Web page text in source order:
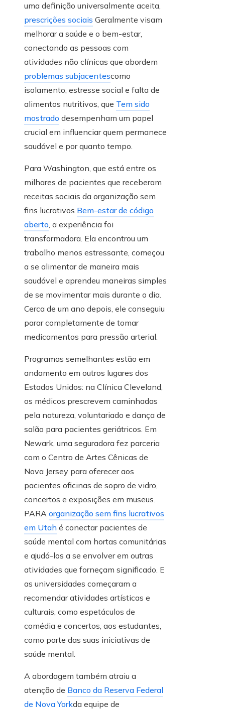
uma definição universalmente aceita,
prescrições sociais Geralmente visam
melhorar a saúde e o bem-estar,
conectando as pessoas com
atividades não clínicas que abordem
problemas subjacentescomo
isolamento, estresse social e falta de
alimentos nutritivos, que Tem sido
mostrado desempenham um papel
crucial em influenciar quem permanece
saudável e por quanto tempo.
Para Washington, que está entre os
milhares de pacientes que receberam
receitas sociais da organização sem
fins lucrativos Bem-estar de código
aberto, a experiência foi
transformadora. Ela encontrou um
trabalho menos estressante, começou
a se alimentar de maneira mais
saudável e aprendeu maneiras simples
de se movimentar mais durante o dia.
Cerca de um ano depois, ele conseguiu
parar completamente de tomar
medicamentos para pressão arterial.
Programas semelhantes estão em
andamento em outros lugares dos
Estados Unidos: na Clínica Cleveland,
os médicos prescrevem caminhadas
pela natureza, voluntariado e dança de
salão para pacientes geriátricos. Em
Newark, uma seguradora fez parceria
com o Centro de Artes Cênicas de
Nova Jersey para oferecer aos
pacientes oficinas de sopro de vidro,
concertos e exposições em museus.
PARA organização sem fins lucrativos
em Utah é conectar pacientes de
saúde mental com hortas comunitárias
e ajudá-los a se envolver em outras
atividades que forneçam significado. E
as universidades começaram a
recomendar atividades artísticas e
culturais, como espetáculos de
comédia e concertos, aos estudantes,
como parte das suas iniciativas de
saúde mental.
A abordagem também atraiu a
atenção de Banco da Reserva Federal
de Nova Yorkda equipe de